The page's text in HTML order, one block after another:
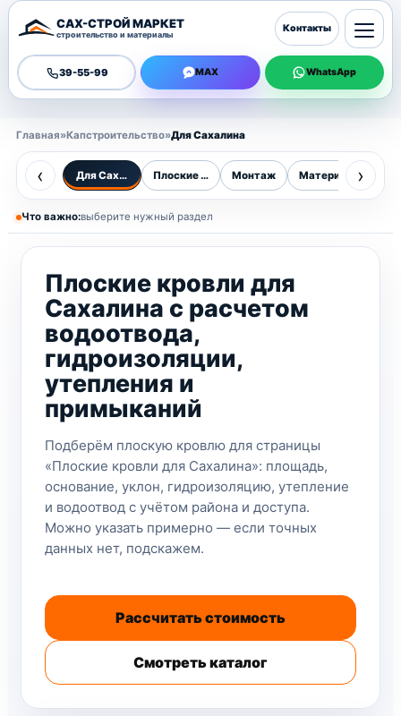
САХ-СТРОЙ МАРКЕТ
строительство и материалы
39-55-99 MAX WhatsApp
Контакты
Главная»Капстроительство»Для Сахалина
‹ Для Сахалина Плоские кровлиМонтаж Материалы кровли
›
Что важно:выберите нужный раздел
Плоские кровли для
Сахалина с расчетом
водоотвода,
гидроизоляции,
утепления и
примыканий
Подберём плоскую кровлю для страницы
«Плоские кровли для Сахалина»: площадь,
основание, уклон, гидроизоляцию, утепление
и водоотвод с учётом района и доступа.
Можно указать примерно — если точных
данных нет, подскажем.
Рассчитать стоимость
Смотреть каталог